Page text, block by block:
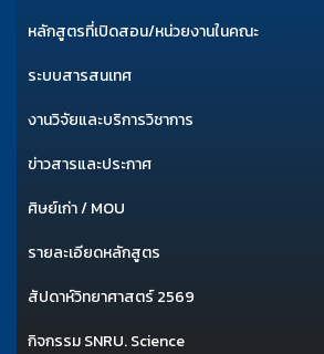
หลักสูตรที่เปิดสอน/หน่วยงานในคณะ
ระบบสารสนเทศ
งานวิจัยและบริการวิชาการ
ข่าวสารและประกาศ
ศิษย์เก่า / MOU
รายละเอียดหลักสูตร
สัปดาห์วิทยาศาสตร์ 2569
กิจกรรม SNRU. Science